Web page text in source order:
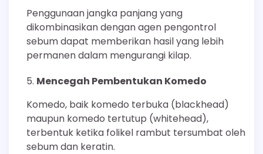
Penggunaan jangka panjang yang
dikombinasikan dengan agen pengontrol
sebum dapat memberikan hasil yang lebih
permanen dalam mengurangi kilap.
Mencegah Pembentukan Komedo
Komedo, baik komedo terbuka (blackhead)
maupun komedo tertutup (whitehead),
terbentuk ketika folikel rambut tersumbat oleh
sebum dan keratin.